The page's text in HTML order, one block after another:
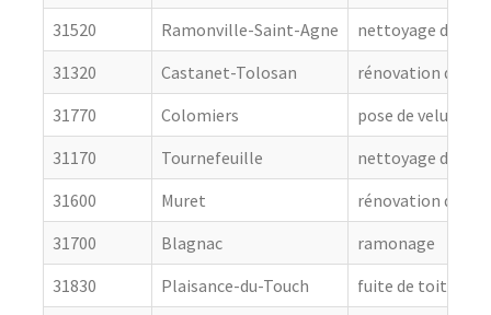
31520
Ramonville-Saint-Agne
nettoyage de
31320
Castanet-Tolosan
rénovation de
31770
Colomiers
pose de velux
31170
Tournefeuille
nettoyage de
31600
Muret
rénovation de
31700
Blagnac
ramonage
31830
Plaisance-du-Touch
fuite de toiture